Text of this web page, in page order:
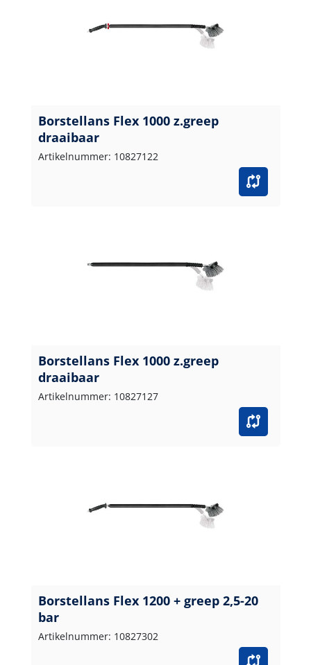
Borstellans Flex 1000 z.greep
draaibaar
Artikelnummer: 10827122
Borstellans Flex 1000 z.greep
draaibaar
Artikelnummer: 10827127
Borstellans Flex 1200 + greep 2,5-20
bar
Artikelnummer: 10827302